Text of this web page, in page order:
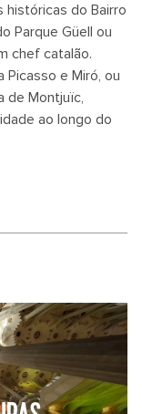
do Bairro
Parque Güell ou
chef catalão.
e Miró, ou
de Montjuïc,
ao longo do